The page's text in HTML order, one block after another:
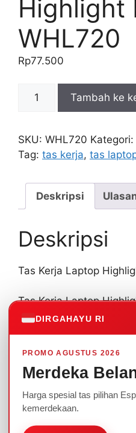
Highlight
WHL720
Rp77.500
Kuantitas
Laptop
Highlight
WHL720
Tambah ke
SKU: WHL720 Kategori:
Tag: tas kerja, tas
Deskripsi
Deskripsi
Tas Kerja Laptop
Tas Kerja Laptop
untuk beragam acara
sesuai dengan tema,
sablon/bordir.
DIRGAHAYU RI
PROMO AGUSTUS 2026
Merdeka
Harga spesial tas pilihan
kemerdekaan.